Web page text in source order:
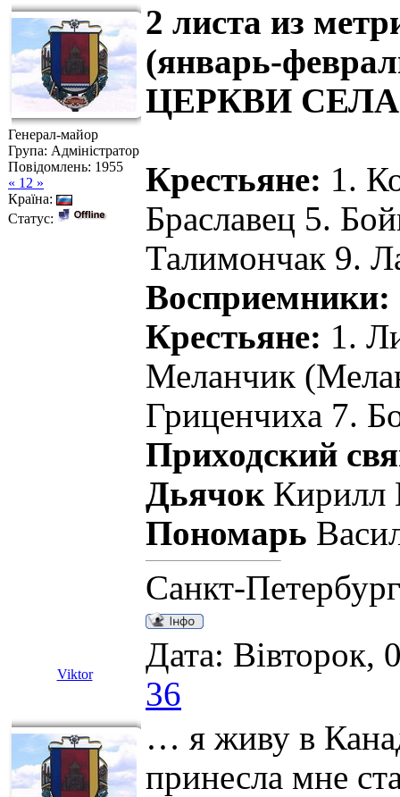
Генерал-майор
Група: Адміністратор
Повідомлень: 1955
« 12 »
Країна:
Статус:
2 листа из
(январь-
ЦЕРКВИ
Крестьяне: 1.
Браславец 5.
Талимончак 9.
Восприемники:
Крестьяне: 1.
Меланчик
Гриценчиха 7.
Приходский
ДьячокКирилл
Пономарь
Санкт-Петербург
Viktor
Дата: Вівторок,
36
… я живу в
принесла мне